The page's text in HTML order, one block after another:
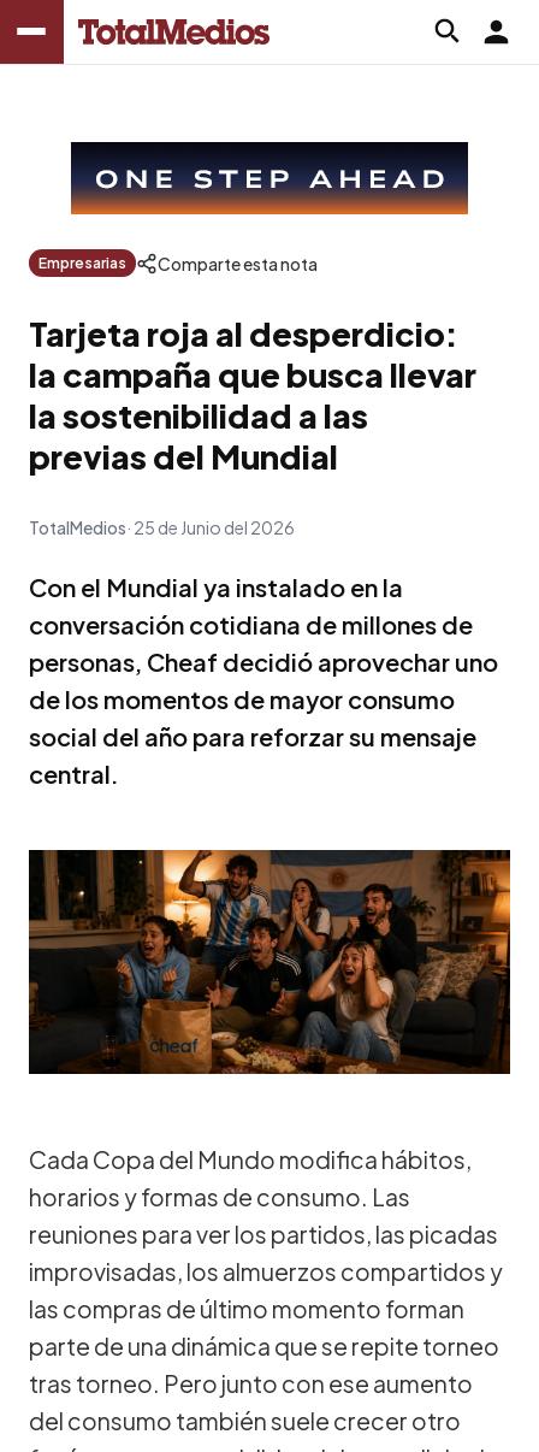
Empresarias Comparte esta nota
Tarjeta roja al desperdicio:
la campaña que busca llevar
la sostenibilidad a las
previas del Mundial
TotalMedios 25 de Junio del 2026
Con el Mundial ya instalado en la
conversación cotidiana de millones de
personas, Cheaf decidió aprovechar uno
de los momentos de mayor consumo
social del año para reforzar su mensaje
central.
Cada Copa del Mundo modifica hábitos,
horarios y formas de consumo. Las
reuniones para ver los partidos, las picadas
improvisadas, los almuerzos compartidos y
las compras de último momento forman
parte de una dinámica que se repite torneo
tras torneo. Pero junto con ese aumento
del consumo también suele crecer otro